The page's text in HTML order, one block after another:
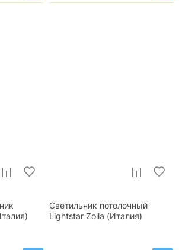
Светильник потолочный
Lightstar Zolla (Италия)